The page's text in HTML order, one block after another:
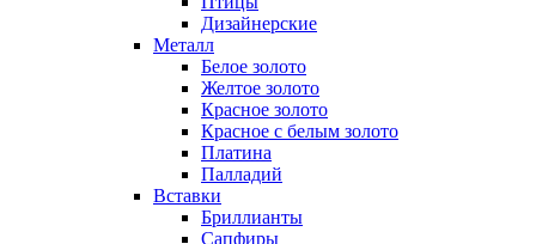
Дизайнерские
Металл
Белое золото
Желтое золото
Красное золото
Красное с белым золото
Платина
Палладий
Вставки
Бриллианты
Сапфиры